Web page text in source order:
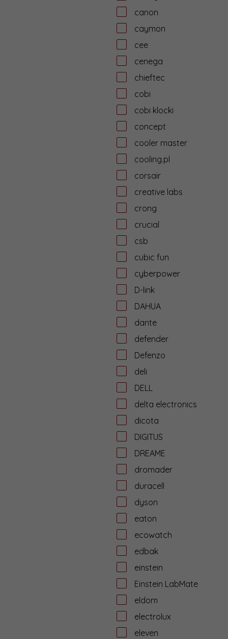
canon
caymon
cee
cenega
chieftec
cobi
cobi klocki
concept
cooler master
cooling.pl
corsair
creative labs
crong
crucial
csb
cubic fun
cyberpower
D-link
DAHUA
dante
defender
Defenzo
deli
DELL
delta electronics
dicota
DIGITUS
DREAME
dromader
duracell
dyson
eaton
ecowatch
edbak
einstein
Einstein LabMate
eldom
electrolux
eleven